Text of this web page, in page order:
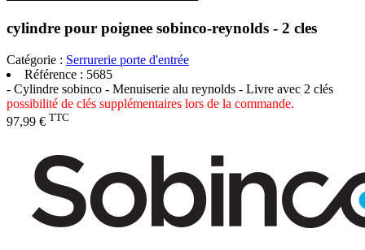
cylindre pour poignee sobinco-reynolds - 2 cles
Catégorie : Serrurerie porte d'entrée
Référence : 5685
- Cylindre sobinco - Menuiserie alu reynolds - Livre avec 2 clés
possibilité de clés supplémentaires lors de la commande.
97,99 € TTC